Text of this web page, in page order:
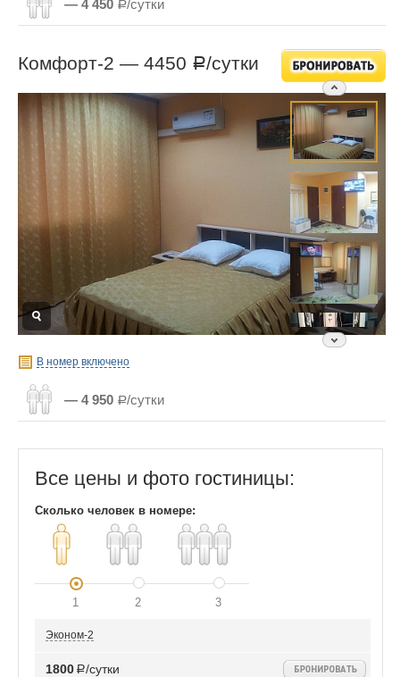
— 4 450 Р/сутки
Комфорт-2 — 4450 Р/сутки
В номер включено
— 4 950 Р/сутки
Все цены и фото гостиницы:
Сколько человек в номере:
1 2 3
Эконом-2
1800 Р/сутки